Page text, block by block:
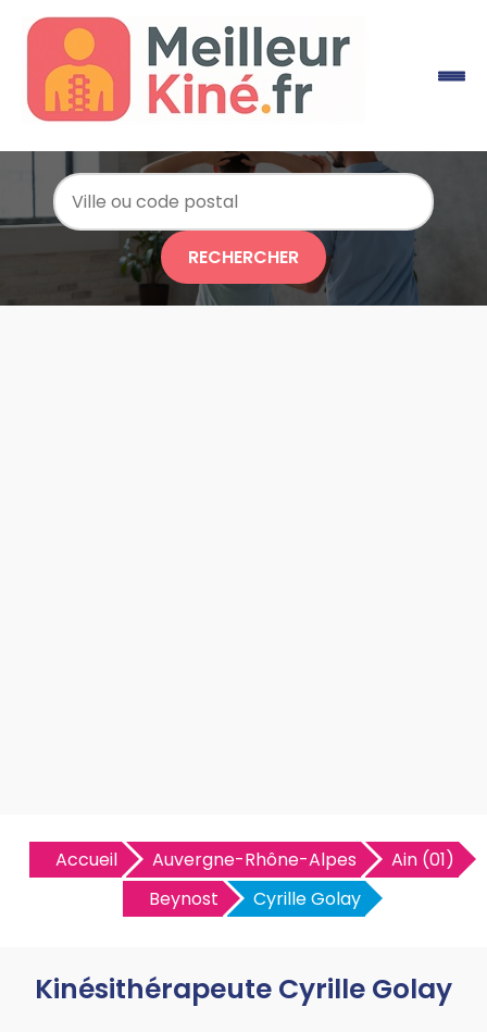
RECHERCHER
Accueil Auvergne-Rhône-Alpes
Ain (01)
Beynost
Cyrille Golay
Kinésithérapeute Cyrille Golay